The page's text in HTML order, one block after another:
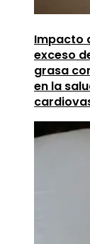
Impacto
exceso
grasa
en la